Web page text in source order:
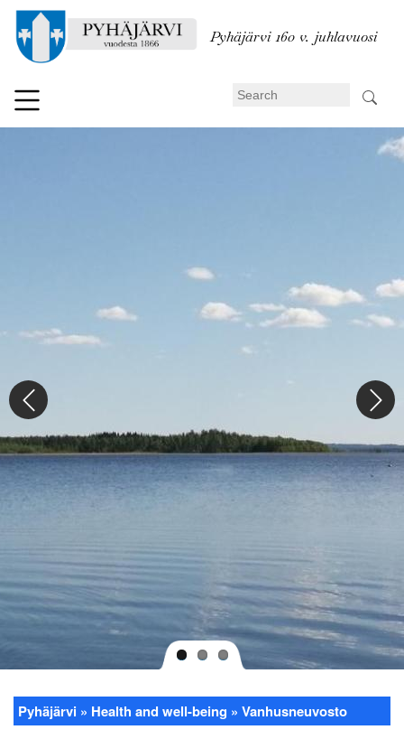
toPyhäjärvi 160 v. juhlavuosi
Search
Breadcrumb
Pyhäjärvi Health and well-being Vanhusneuvosto